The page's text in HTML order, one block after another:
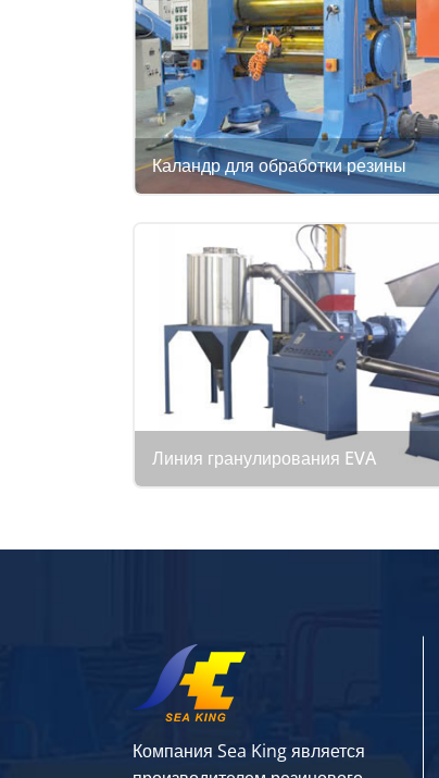
Каландр для обработки резины
Линия гранулирования EVA
Компания Sea King является